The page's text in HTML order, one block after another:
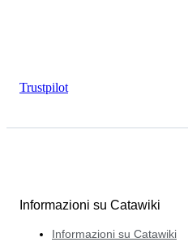
Trustpilot
Informazioni su Catawiki
Informazioni su Catawiki